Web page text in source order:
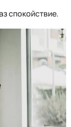
спокойствие.